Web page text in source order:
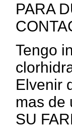
PARA
Tengo
Elvenir
mas de
SU